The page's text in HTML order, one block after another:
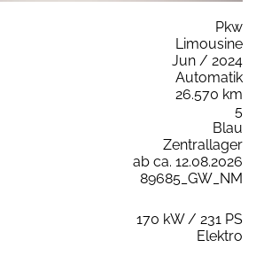
Pkw
Limousine
Jun / 2024
Automatik
26.570 km
5
Blau
Zentrallager
ab ca. 12.08.2026
89685_GW_NM
170 kW / 231 PS
Elektro